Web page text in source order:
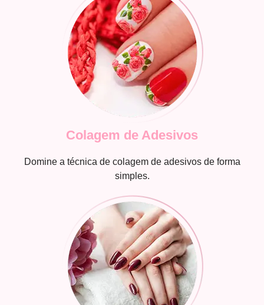
Colagem de Adesivos
Domine a técnica de colagem de adesivos de forma
simples.